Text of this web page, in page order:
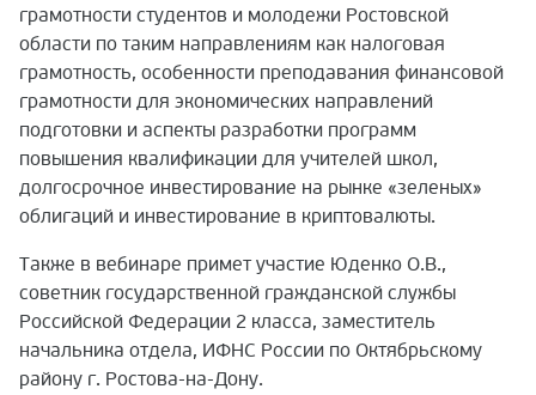
грамотности студентов и молодежи Ростовской
области по таким направлениям как налоговая
грамотность, особенности преподавания финансовой
грамотности для экономических направлений
подготовки и аспекты разработки программ
повышения квалификации для учителей школ,
долгосрочное инвестирование на рынке «зеленых»
облигаций и инвестирование в криптовалюты.
Также в вебинаре примет участие Юденко О.В.,
советник государственной гражданской службы
Российской Федерации 2 класса, заместитель
начальника отдела, ИФНС России по Октябрьскому
району г. Ростова-на-Дону.